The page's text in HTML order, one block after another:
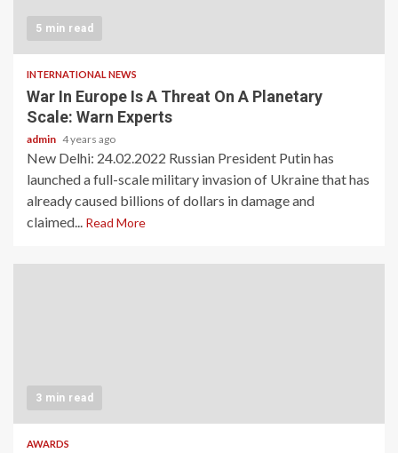
5 min read
INTERNATIONAL NEWS
War In Europe Is A Threat On A Planetary
Scale: Warn Experts
admin 4 years ago
New Delhi: 24.02.2022 Russian President Putin has
launched a full-scale military invasion of Ukraine that has
already caused billions of dollars in damage and
claimed... Read More
3 min read
AWARDS